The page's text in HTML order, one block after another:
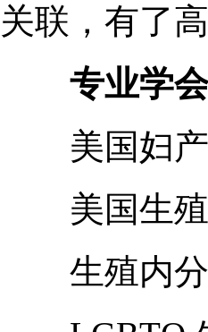
关联，有了
专业学会
美国妇产
美国生殖
生殖内分